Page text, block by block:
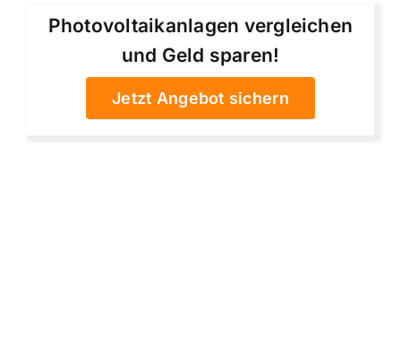
Photovoltaikanlagen vergleichen
und Geld sparen!
Jetzt Angebot sichern